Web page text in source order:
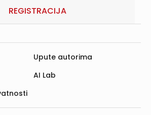
REGISTRACIJA
Upute autorima
AI Lab